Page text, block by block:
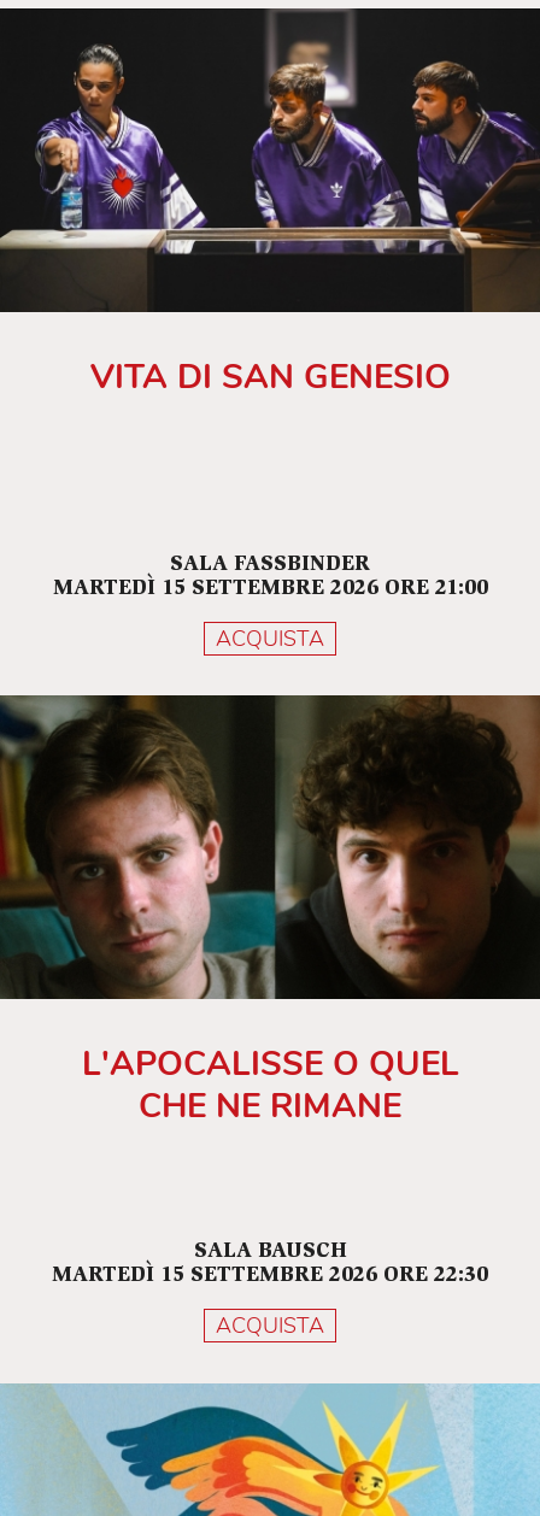
VITA DI SAN GENESIO
SALA FASSBINDER
MARTEDÌ 15 SETTEMBRE 2026 ORE 21:00
ACQUISTA
L'APOCALISSE O QUEL
CHE NE RIMANE
SALA BAUSCH
MARTEDÌ 15 SETTEMBRE 2026 ORE 22:30
ACQUISTA